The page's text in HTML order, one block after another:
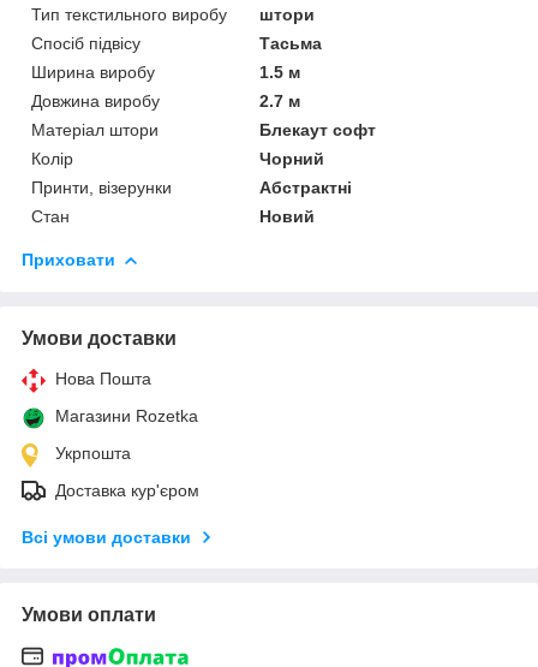
Тип текстильного виробу
штори
Спосіб підвісу
Тасьма
Ширина виробу
1.5 м
Довжина виробу
2.7 м
Матеріал штори
Блекаут софт
Колір
Чорний
Принти, візерунки
Абстрактні
Стан
Новий
Приховати
Умови доставки
Нова Пошта
Магазини Rozetka
Укрпошта
Доставка кур'єром
Всі умови доставки
Умови оплати